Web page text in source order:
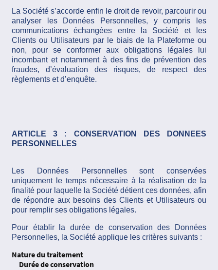
La Société s’accorde enfin le droit de revoir, parcourir ou
analyser les Données Personnelles, y compris les
communications échangées entre la Société et les
Clients ou Utilisateurs par le biais de la Plateforme ou
non, pour se conformer aux obligations légales lui
incombant et notamment à des fins de prévention des
fraudes, d’évaluation des risques, de respect des
règlements et d’enquête.
ARTICLE 3 : CONSERVATION DES DONNEES
PERSONNELLES
Les Données Personnelles sont conservées
uniquement le temps nécessaire à la réalisation de la
finalité pour laquelle la Société détient ces données, afin
de répondre aux besoins des Clients et Utilisateurs ou
pour remplir ses obligations légales.
Pour établir la durée de conservation des Données
Personnelles, la Société applique les critères suivants :
Nature du traitement
Durée de conservation